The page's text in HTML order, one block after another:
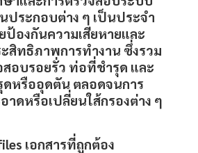
ประกอบต่าง ๆ เป็นประจำ
ป้องกันความเสียหายและ
สิทธิภาพการทำงาน ซึ่งรวม
สอบรอยรั่ว ท่อที่ชำรุด และ
หรืออุดตัน ตลอดจนการ
าดหรือเปลี่ยนใส้กรองต่าง ๆ
เอกสารที่ถูกต้อง